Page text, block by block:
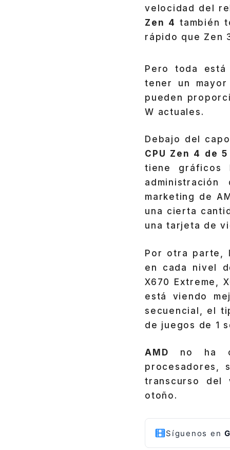
velocidad del
Zen 4 también
rápido que Zen
Pero toda
tener un
pueden
W actuales.
Debajo del
CPU Zen 4 de 5
tiene gráficos
marketing de
una cierta
una tarjeta de
Por otra parte,
en cada nivel
X670 Extreme,
está viendo
secuencial, el
de juegos de 1
AMD no ha
procesadores,
transcurso del
otoño.
Síguenos en